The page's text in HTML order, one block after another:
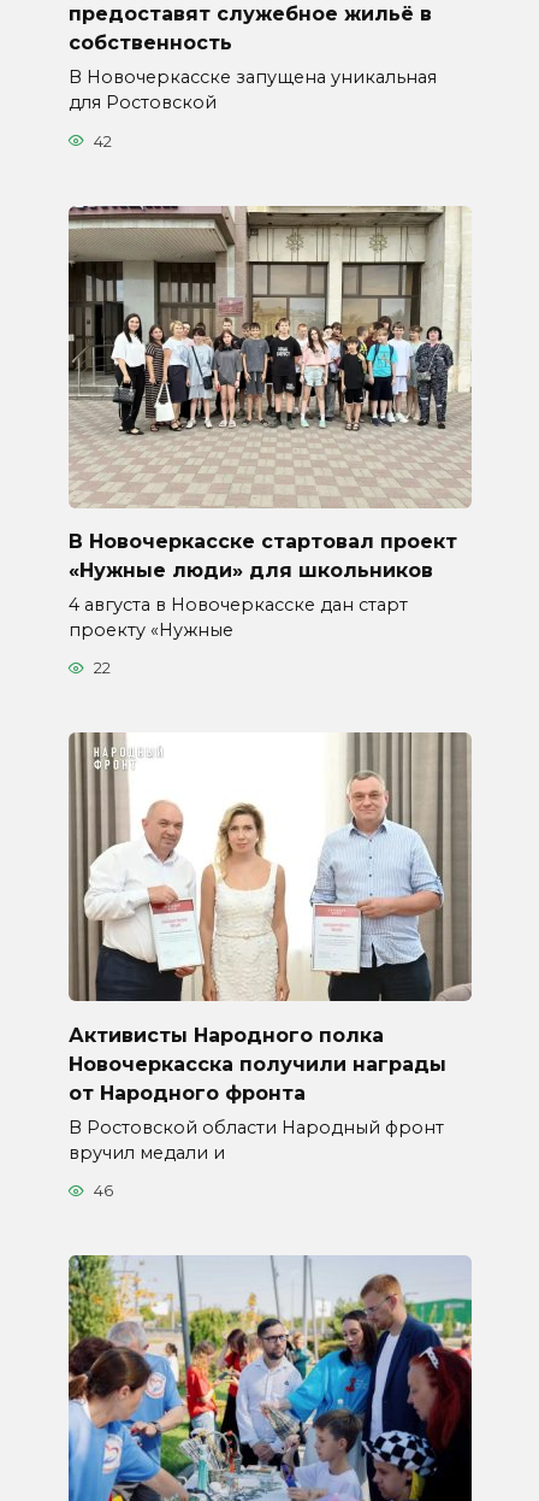
предоставят служебное жильё в
собственность
В Новочеркасске запущена уникальная
для Ростовской
42
В Новочеркасске стартовал проект
«Нужные люди» для школьников
4 августа в Новочеркасске дан старт
проекту «Нужные
22
Активисты Народного полка
Новочеркасска получили награды
от Народного фронта
В Ростовской области Народный фронт
вручил медали и
46